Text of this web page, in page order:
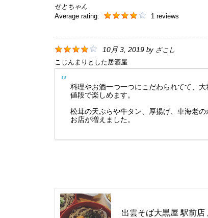
せとちゃん
Average rating:
1 reviews
10月 3, 2019 by ざこし
こじんまりとした居酒屋
料理やお酒一つ一つにこだわられてて、
値段で楽しめます。
松茸の天ぷらや牛タン、厚揚げ、車海老
お店が増えました。
出雲そば大黒屋 駅前店